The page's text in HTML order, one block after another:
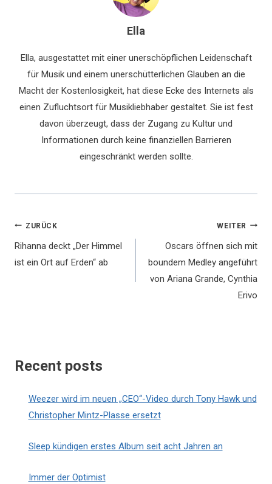
Ella
Ella, ausgestattet mit einer unerschöpflichen Leidenschaft
für Musik und einem unerschütterlichen Glauben an die
Macht der Kostenlosigkeit, hat diese Ecke des Internets als
einen Zufluchtsort für Musikliebhaber gestaltet. Sie ist fest
davon überzeugt, dass der Zugang zu Kultur und
Informationen durch keine finanziellen Barrieren
eingeschränkt werden sollte.
Beitragsnavigation
ZURÜCK
Rihanna deckt „Der Himmel
ist ein Ort auf Erden“ ab
WEITER
Oscars öffnen sich mit
boundem Medley angeführt
von Ariana Grande, Cynthia
Erivo
Recent posts
Weezer wird im neuen „CEO“-Video durch Tony Hawk und
Christopher Mintz-Plasse ersetzt
Sleep kündigen erstes Album seit acht Jahren an
Immer der Optimist